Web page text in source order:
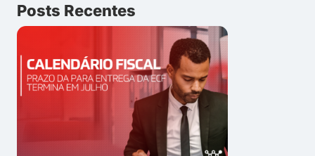
Posts Recentes